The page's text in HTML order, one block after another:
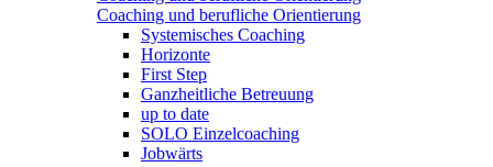
Coaching und berufliche Orientierung
Systemisches Coaching
Horizonte
First Step
Ganzheitliche Betreuung
up to date
SOLO Einzelcoaching
Jobwärts